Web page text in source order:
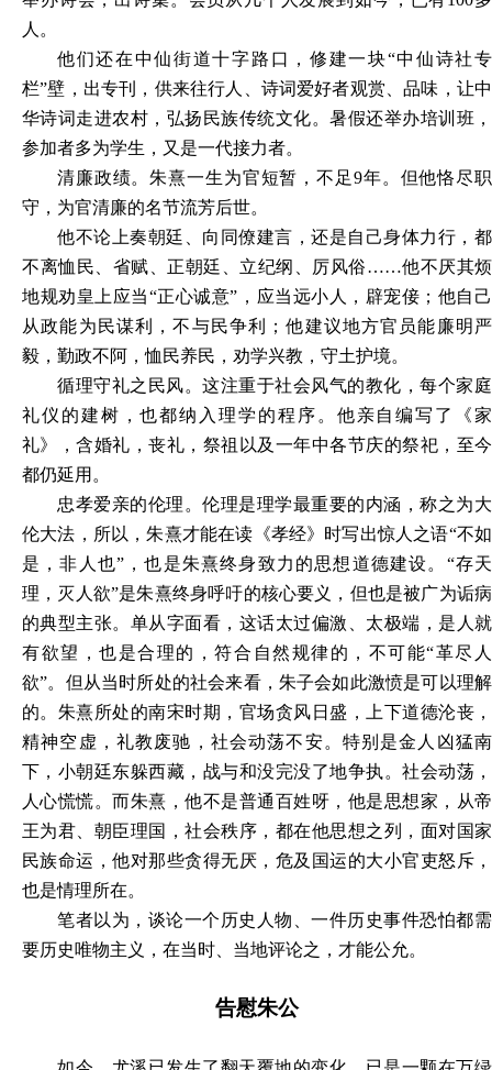
人。
他们还在中仙街道十字路口，修建一块“中仙诗社专
栏”壁，出专刊，供来往行人、诗词爱好者观赏、品味，让中
华诗词走进农村，弘扬民族传统文化。暑假还举办培训班，
参加者多为学生，又是一代接力者。
清廉政绩。朱熹一生为官短暂，不足9年。但他恪尽职
守，为官清廉的名节流芳后世。
他不论上奏朝廷、向同僚建言，还是自己身体力行，都
不离恤民、省赋、正朝廷、立纪纲、厉风俗……他不厌其烦
地规劝皇上应当“正心诚意”，应当远小人，辟宠倿；他自己
从政能为民谋利，不与民争利；他建议地方官员能廉明严
毅，勤政不阿，恤民养民，劝学兴教，守土护境。
循理守礼之民风。这注重于社会风气的教化，每个家庭
礼仪的建树，也都纳入理学的程序。他亲自编写了《家
礼》，含婚礼，丧礼，祭祖以及一年中各节庆的祭祀，至今
都仍延用。
忠孝爱亲的伦理。伦理是理学最重要的内涵，称之为大
伦大法，所以，朱熹才能在读《孝经》时写出惊人之语“不如
是，非人也”，也是朱熹终身致力的思想道德建设。“存天
理，灭人欲”是朱熹终身呼吁的核心要义，但也是被广为诟病
的典型主张。单从字面看，这话太过偏激、太极端，是人就
有欲望，也是合理的，符合自然规律的，不可能“革尽人
欲”。但从当时所处的社会来看，朱子会如此激愤是可以理解
的。朱熹所处的南宋时期，官场贪风日盛，上下道德沦丧，
精神空虚，礼教废驰，社会动荡不安。特别是金人凶猛南
下，小朝廷东躲西藏，战与和没完没了地争执。社会动荡，
人心慌慌。而朱熹，他不是普通百姓呀，他是思想家，从帝
王为君、朝臣理国，社会秩序，都在他思想之列，面对国家
民族命运，他对那些贪得无厌，危及国运的大小官吏怒斥，
也是情理所在。
笔者以为，谈论一个历史人物、一件历史事件恐怕都需
要历史唯物主义，在当时、当地评论之，才能公允。
告慰朱公